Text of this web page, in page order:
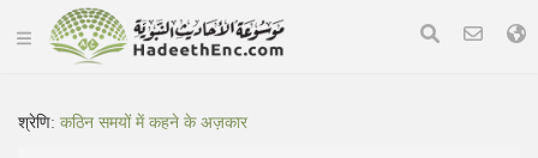
श्रेणि:कठिन समयों में कहने के अज़कार